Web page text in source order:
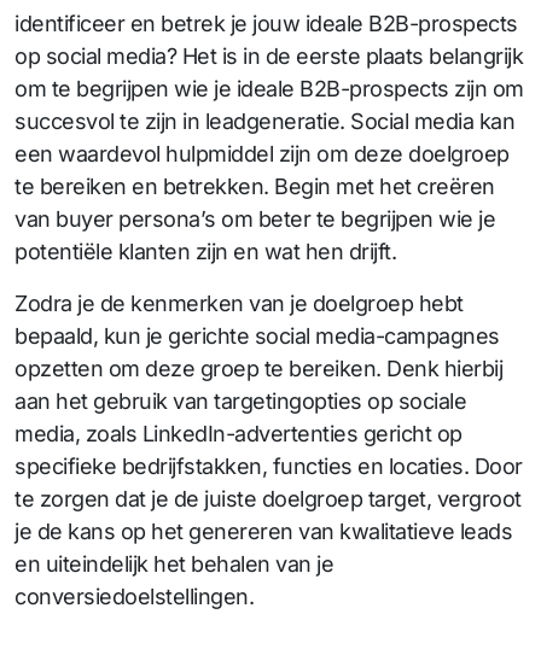
identificeer en betrek je jouw ideale B2B-prospects
op social media? Het is in de eerste plaats belangrijk
om te begrijpen wie je ideale B2B-prospects zijn om
succesvol te zijn in leadgeneratie. Social media kan
een waardevol hulpmiddel zijn om deze doelgroep
te bereiken en betrekken. Begin met het creëren
van buyer persona’s om beter te begrijpen wie je
potentiële klanten zijn en wat hen drijft.
Zodra je de kenmerken van je doelgroep hebt
bepaald, kun je gerichte social media-campagnes
opzetten om deze groep te bereiken. Denk hierbij
aan het gebruik van targetingopties op sociale
media, zoals LinkedIn-advertenties gericht op
specifieke bedrijfstakken, functies en locaties. Door
te zorgen dat je de juiste doelgroep target, vergroot
je de kans op het genereren van kwalitatieve leads
en uiteindelijk het behalen van je
conversiedoelstellingen.